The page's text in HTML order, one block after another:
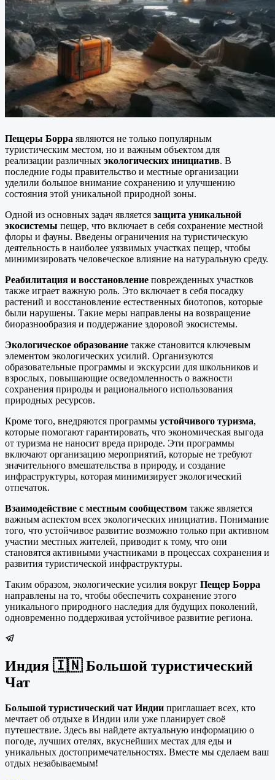
Пещеры Борра являются не только популярным
туристическим местом, но и важным объектом для
реализации различных экологических инициатив. В
последние годы правительство и местные организации
уделили большое внимание сохранению и улучшению
состояния этой уникальной природной зоны.
Одной из основных задач является защита уникальной
экосистемы пещер, что включает в себя сохранение местной
флоры и фауны. Введены ограничения на туристическую
деятельность в наиболее уязвимых участках пещер, чтобы
минимизировать человеческое влияние на натуральную среду.
Реабилитация и восстановление поврежденных участков
также играет важную роль. Это включает в себя посадку
растений и восстановление естественных биотопов, которые
были нарушены. Такие меры направлены на возвращение
биоразнообразия и поддержание здоровой экосистемы.
Экологическое образование также становится ключевым
элементом экологических усилий. Организуются
образовательные программы и экскурсии для школьников и
взрослых, повышающие осведомленность о важности
сохранения природы и рационального использования
природных ресурсов.
Кроме того, внедряются программы устойчивого туризма,
которые помогают гарантировать, что экономическая выгода
от туризма не наносит вреда природе. Эти программы
включают организацию мероприятий, которые не требуют
значительного вмешательства в природу, и создание
инфраструктуры, которая минимизирует экологический
отпечаток.
Взаимодействие с местным сообществом также является
важным аспектом всех экологических инициатив. Понимание
того, что устойчивое развитие возможно только при активном
участии местных жителей, приводит к тому, что они
становятся активными участниками в процессах сохранения и
развития туристической инфраструктуры.
Таким образом, экологические усилия вокруг Пещер Борра
направлены на то, чтобы обеспечить сохранение этого
уникального природного наследия для будущих поколений,
одновременно поддерживая устойчивое развитие региона.
Индия 🇮🇳 Большой туристический
Чат
Большой туристический чат Индии приглашает всех, кто
мечтает об отдыхе в Индии или уже планирует своё
путешествие. Здесь вы найдете актуальную информацию о
погоде, лучших отелях, вкуснейших местах для еды и
уникальных достопримечательностях. Вместе мы сделаем ваш
отдых незабываемым!